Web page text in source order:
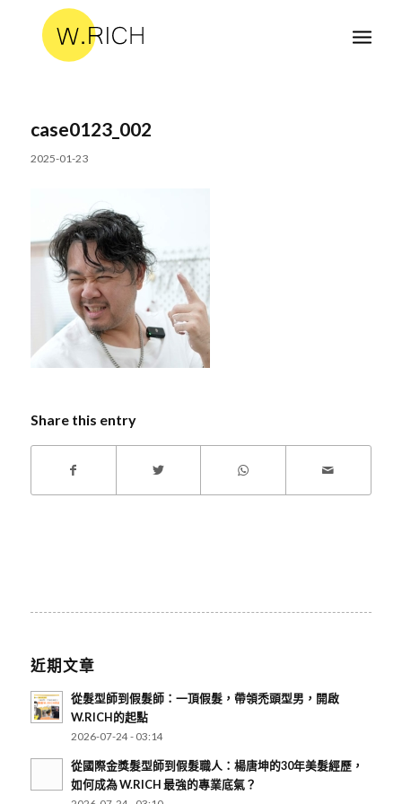
case0123_002
2025-01-23
Share this entry
近期文章
從髮型師到假髮師：一頂假髮，帶領禿頭型男，開啟
W.RICH的起點
2026-07-24 - 03:14
從國際金獎髮型師到假髮職人：楊唐坤的30年美髮經歷，
如何成為 W.RICH 最強的專業底氣？